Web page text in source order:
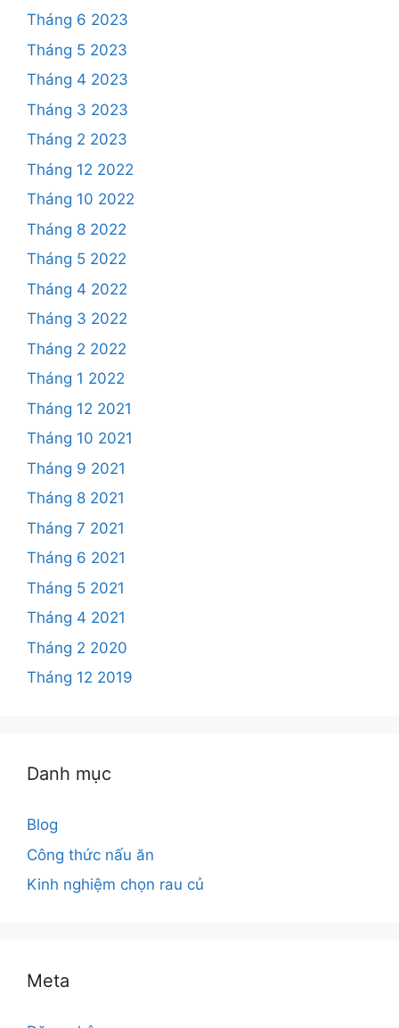
Tháng 6 2023
Tháng 5 2023
Tháng 4 2023
Tháng 3 2023
Tháng 2 2023
Tháng 12 2022
Tháng 10 2022
Tháng 8 2022
Tháng 5 2022
Tháng 4 2022
Tháng 3 2022
Tháng 2 2022
Tháng 1 2022
Tháng 12 2021
Tháng 10 2021
Tháng 9 2021
Tháng 8 2021
Tháng 7 2021
Tháng 6 2021
Tháng 5 2021
Tháng 4 2021
Tháng 2 2020
Tháng 12 2019
Danh mục
Blog
Công thức nấu ăn
Kinh nghiệm chọn rau củ
Meta